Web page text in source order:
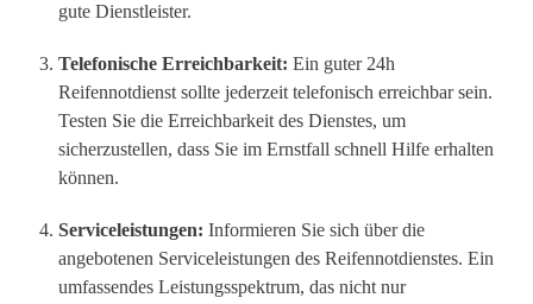
gute Dienstleister.
Telefonische Erreichbarkeit: Ein guter 24h
Reifennotdienst sollte jederzeit telefonisch erreichbar sein.
Testen Sie die Erreichbarkeit des Dienstes, um
sicherzustellen, dass Sie im Ernstfall schnell Hilfe erhalten
können.
Serviceleistungen: Informieren Sie sich über die
angebotenen Serviceleistungen des Reifennotdienstes. Ein
umfassendes Leistungsspektrum, das nicht nur